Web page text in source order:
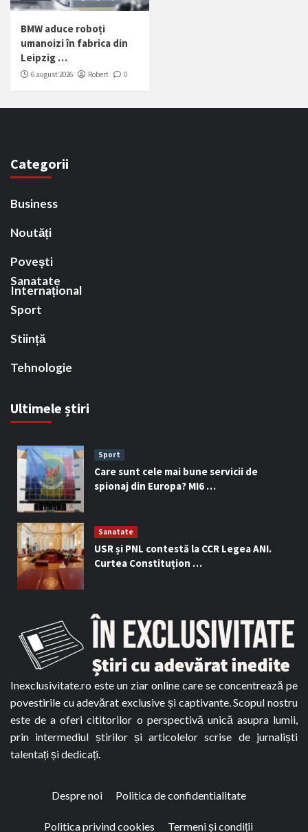
BMW aduce roboți
umanoizi în fabrica din
Leipzig …
6 august 2026 Robert 0
Categorii
Business
Noutăți
Povești
Internațional
Sanatate
Sport
Stiință
Tehnologie
Ultimele știri
Sport
Care sunt cele mai bune servicii de
spionaj din Europa? MI6 …
Sanatate
USR și PNL contestă la CCR Legea ANI.
Curtea Constituțion …
Inexclusivitate.ro este un ziar online care se concentrează pe
povestirile cu adevărat exclusive și captivante. Scopul nostru
este de a oferi cititorilor o perspectivă unică asupra lumii,
prin intermediul știrilor și articolelor scrise de jurnaliști
talentați și dedicați.
Despre noi Politica de confidentialitate
Politica privind cookies Termeni și condiții